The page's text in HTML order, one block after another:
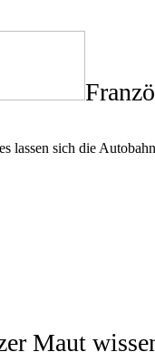
lassen sich die
Maut